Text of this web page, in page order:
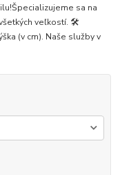
sa na
veľkostí. 🛠
(v cm). Naše služby v